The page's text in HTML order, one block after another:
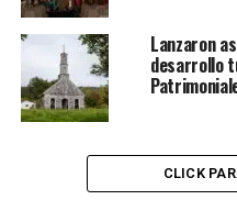
Lanzaron
desarrollo
CLICK